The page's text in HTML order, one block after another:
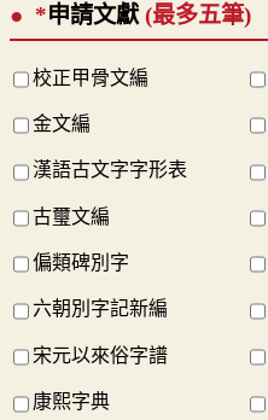
*申請文獻 (最多五筆)
校正甲骨文編
金文編
漢語古文字字形表
古璽文編
偏類碑別字
六朝別字記新編
宋元以來俗字譜
康熙字典